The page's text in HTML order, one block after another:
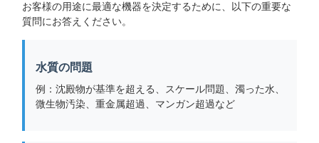
お客様の用途に最適な機器を決定するために、以下の重要な
質問にお答えください。
水質の問題
例：沈殿物が基準を超える、スケール問題、濁った水、
微生物汚染、重金属超過、マンガン超過など